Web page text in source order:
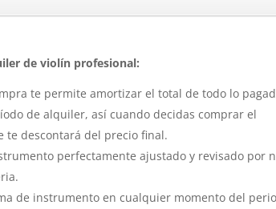
de violín profesional:
te permite amortizar el total de todo lo
de alquiler, así cuando decidas comprar el
te descontará del precio final.
perfectamente ajustado y revisado por
de instrumento en cualquier momento del